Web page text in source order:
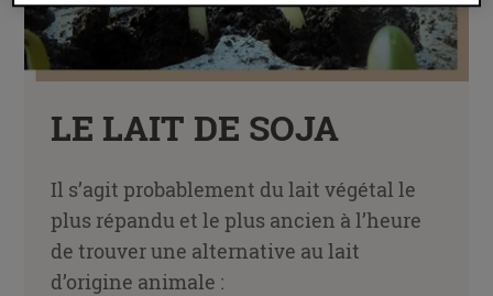
LE LAIT DE SOJA
Il s’agit probablement du lait végétal le
plus répandu et le plus ancien à l’heure
de trouver une alternative au lait
d’origine animale :